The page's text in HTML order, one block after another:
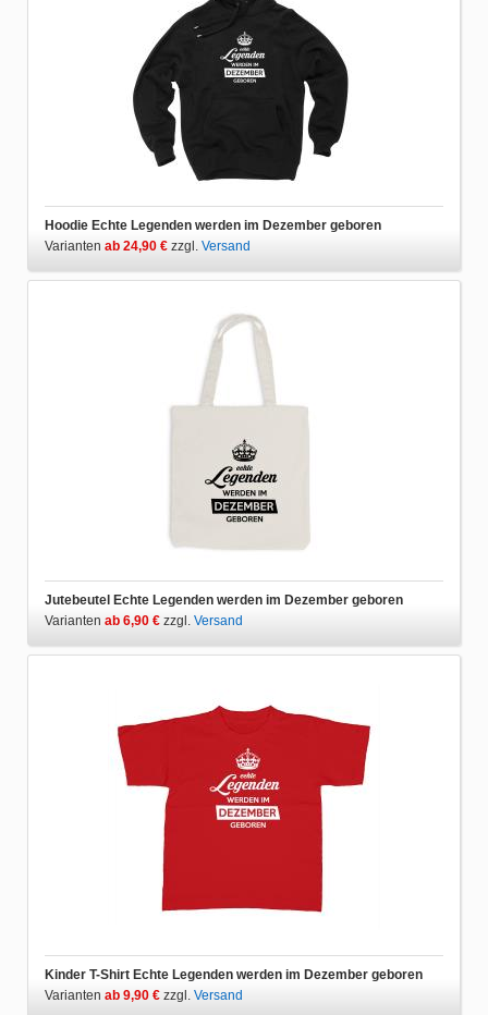
Hoodie Echte Legenden werden im Dezember geboren
Varianten ab 24,90 € zzgl. Versand
Jutebeutel Echte Legenden werden im Dezember geboren
Varianten ab 6,90 € zzgl. Versand
Kinder T-Shirt Echte Legenden werden im Dezember geboren
Varianten ab 9,90 € zzgl. Versand